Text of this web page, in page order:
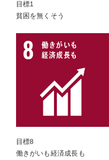
目標1
貧困を無くそう
目標8
働きがいも経済成長も